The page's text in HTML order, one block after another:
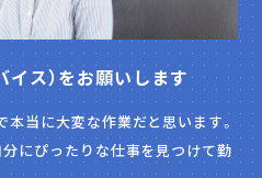
イス）をお願いします
当に大変な作業だと思います。
にぴったりな仕事を見つけて勤